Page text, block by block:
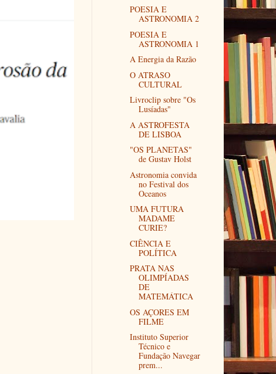
POESIA E
ASTRONOMIA 2
POESIA E
ASTRONOMIA 1
A Energia da Razão
O ATRASO
CULTURAL
Livroclip sobre "Os
Lusíadas"
A ASTROFESTA
DE LISBOA
"OS PLANETAS"
de Gustav Holst
Astronomia convida
no Festival dos
Oceanos
UMA FUTURA
MADAME
CURIE?
CIÊNCIA E
POLÍTICA
PRATA NAS
OLIMPÍADAS
DE
MATEMÁTICA
OS AÇORES EM
FILME
Instituto Superior
Técnico e
Fundação Navegar
prem...